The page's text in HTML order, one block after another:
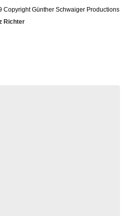
Copyright Günther Schwaiger Productions
Richter